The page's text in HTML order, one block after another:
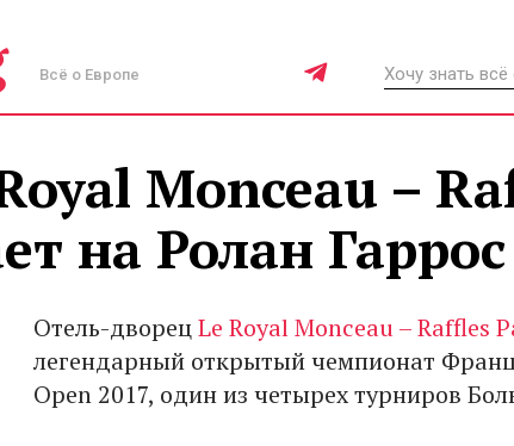
Всё о Европе
Monceau –
на Ролан Гаррос
Отель-дворецLe Royal Monceau – Raffles
легендарный открытый чемпионат
Open 2017, один из четырех турниров